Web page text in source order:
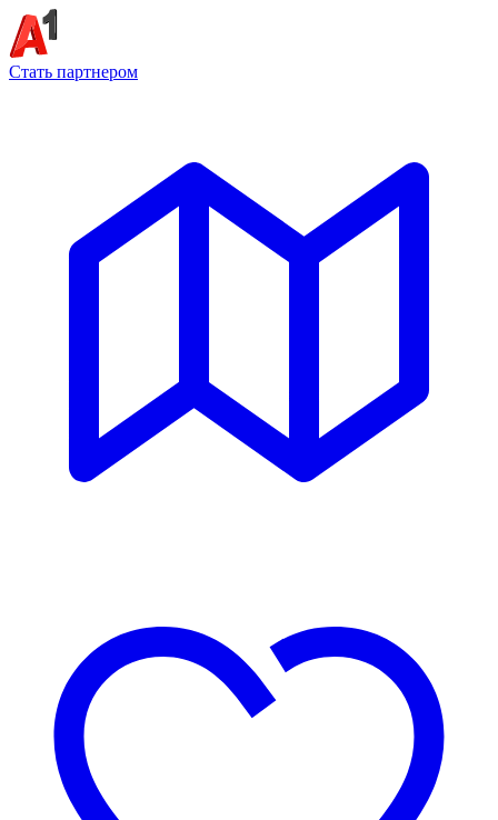
Стать партнером